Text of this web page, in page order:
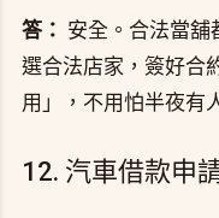
答： 安全。合法當舖
選合法店家，簽好合
用」，不用怕半夜有
12. 汽車借款申